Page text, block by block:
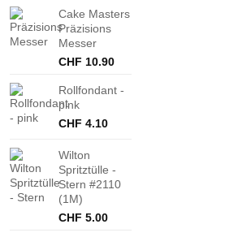
Cake Masters
Präzisions
Messer
CHF 10.90
Rollfondant -
pink
CHF 4.10
Wilton
Spritztülle -
Stern #2110
(1M)
CHF 5.00